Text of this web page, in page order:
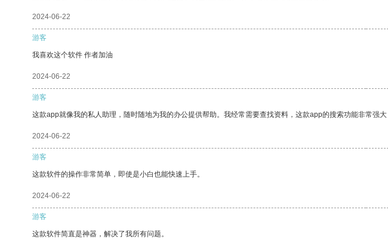
2024-06-22
游客
我喜欢这个软件 作者加油
2024-06-22
游客
这款app就像我的私人助理，随时随地为我的办公提供帮助。我经常需要查找资料，这款app的搜索功能非常强大
2024-06-22
游客
这款软件的操作非常简单，即使是小白也能快速上手。
2024-06-22
游客
这款软件简直是神器，解决了我所有问题。